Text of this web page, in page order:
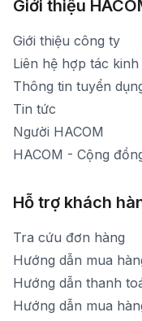
Thời gian mở cửa: Từ 8h30-
1900 1903 (máy lẻ 159)
1900 1903 (máy lẻ 160)
[email protected]
Thời gian mở cửa: Từ
Giới thiệu
Giới thiệu công ty
Liên hệ hợp tác kinh
Thông tin tuyển
Tin tức
Người HACOM
HACOM - Cộng
Hỗ trợ khách
Tra cứu đơn hàng
Hướng dẫn mua
Hướng dẫn thanh
Hướng dẫn mua